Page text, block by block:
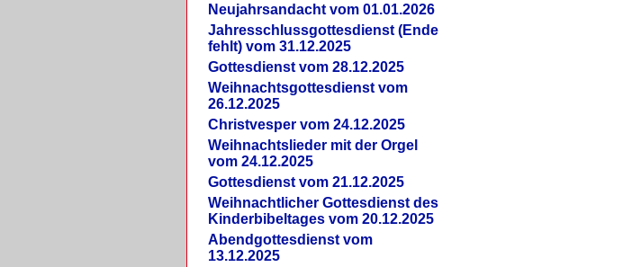
Neujahrsandacht vom 01.01.2026
Jahresschlussgottesdienst (Ende
fehlt) vom 31.12.2025
Gottesdienst vom 28.12.2025
Weihnachtsgottesdienst vom
26.12.2025
Christvesper vom 24.12.2025
Weihnachtslieder mit der Orgel
vom 24.12.2025
Gottesdienst vom 21.12.2025
Weihnachtlicher Gottesdienst des
Kinderbibeltages vom 20.12.2025
Abendgottesdienst vom
13.12.2025